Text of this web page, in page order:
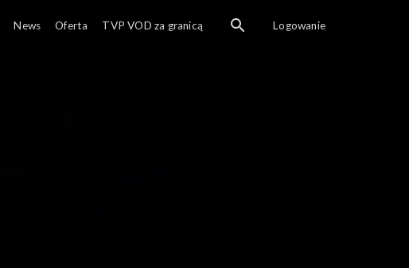
News Oferta TVP VOD za granicą Logowanie